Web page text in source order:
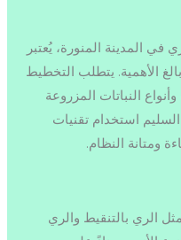
في المدينة المنورة، يُعتبر
الأهمية. يتطلب التخطيط
النباتات المزروعة
استخدام تقنيات
ومتانة النظام.
الري بالتنقيط والري